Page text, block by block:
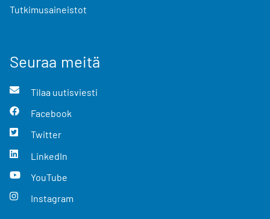
Tutkimusaineistot
Seuraa meitä
Tilaa uutisviesti
Facebook
Twitter
LinkedIn
YouTube
Instagram